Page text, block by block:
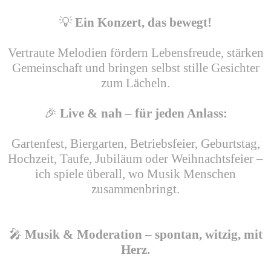
💡Ein Konzert, das bewegt!
Vertraute Melodien fördern Lebensfreude, stärken
Gemeinschaft und bringen selbst stille Gesichter
zum Lächeln.
🎉 Live & nah – für jeden Anlass:
Gartenfest, Biergarten, Betriebsfeier, Geburtstag,
Hochzeit, Taufe, Jubiläum oder Weihnachtsfeier –
ich spiele überall, wo Musik Menschen
zusammenbringt.
🎤 Musik & Moderation – spontan, witzig, mit
Herz.